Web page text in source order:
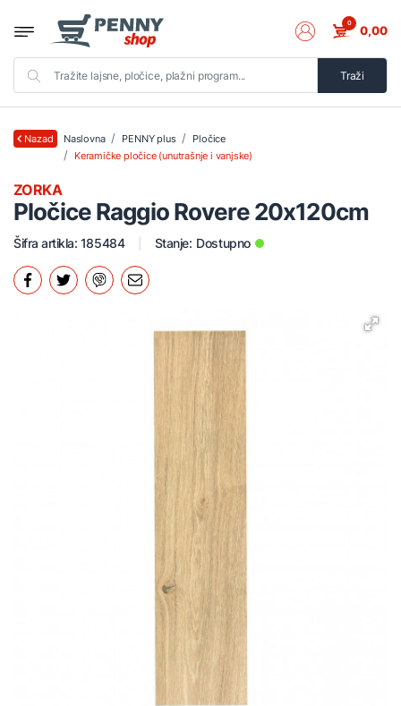
Traži
0 0,00
Nazad Naslovna PENNY plus
Pločice
Keramičke pločice (unutrašnje i vanjske)
Pločice Raggio Rovere 20x120cm
ZORKA
Šifra artikla: 185484 Stanje: Dostupno